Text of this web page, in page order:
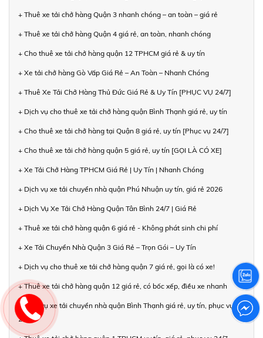
+ Thuê xe tải chở hàng Quận 3 nhanh chóng – an toàn – giá rẻ
+ Thuê xe tải chở hàng Quận 4 giá rẻ, an toàn, nhanh chóng
+ Cho thuê xe tải chở hàng quận 12 TPHCM giá rẻ & uy tín
+ Xe tải chở hàng Gò Vấp Giá Rẻ – An Toàn – Nhanh Chóng
+ Thuê Xe Tải Chở Hàng Thủ Đức Giá Rẻ & Uy Tín [PHỤC VỤ 24/7]
+ Dịch vụ cho thuê xe tải chở hàng quận Bình Thạnh giá rẻ, uy tín
+ Cho thuê xe tải chở hàng tại Quận 8 giá rẻ, uy tín [Phục vụ 24/7]
+ Cho thuê xe tải chở hàng quận 5 giá rẻ, uy tín [GỌI LÀ CÓ XE]
+ Xe Tải Chở Hàng TPHCM Giá Rẻ | Uy Tín | Nhanh Chóng
+ Dịch vụ xe tải chuyển nhà quận Phú Nhuận uy tín, giá rẻ 2026
+ Dịch Vụ Xe Tải Chở Hàng Quận Tân Bình 24/7 | Giá Rẻ
+ Thuê xe tải chở hàng quận 6 giá rẻ - Không phát sinh chi phí
+ Xe Tải Chuyển Nhà Quận 3 Giá Rẻ – Trọn Gói – Uy Tín
+ Dịch vụ cho thuê xe tải chở hàng quận 7 giá rẻ, gọi là có xe!
+ Thuê xe tải chở hàng quận 12 giá rẻ, có bốc xếp, điều xe nhanh
+ Dịch vụ xe tải chuyển nhà quận Bình Thạnh giá rẻ, uy tín, phục vụ
24/7